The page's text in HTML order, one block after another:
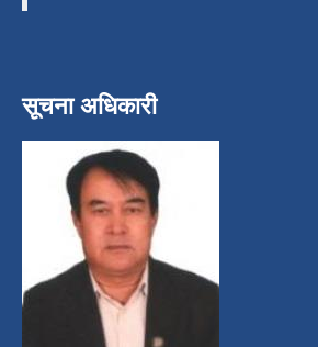
सूचना अधिकारी